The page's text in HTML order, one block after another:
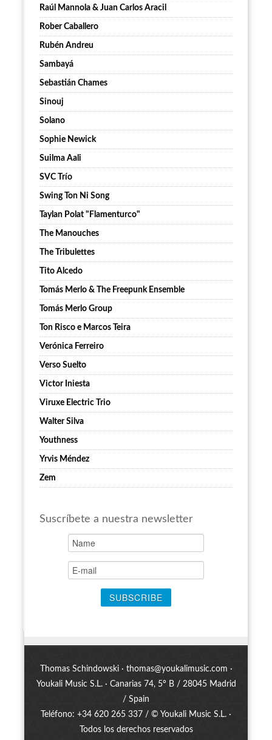
Raúl Mannola & Juan Carlos Aracil
Rober Caballero
Rubén Andreu
Sambayá
Sebastián Chames
Sinouj
Solano
Sophie Newick
Suilma Aali
SVC Trío
Swing Ton Ni Song
Taylan Polat "Flamenturco"
The Manouches
The Tribulettes
Tito Alcedo
Tomás Merlo & The Freepunk Ensemble
Tomás Merlo Group
Ton Risco e Marcos Teira
Verónica Ferreiro
Verso Suelto
Victor Iniesta
Viruxe Electric Trio
Walter Silva
Youthness
Yrvis Méndez
Zem
Suscríbete a nuestra newsletter
Thomas Schindowski · thomas@youkalimusic.com ·
Youkali Music S.L. · Canarias 74, 5º B / 28045 Madrid
/ Spain
Teléfono: +34 620 265 337 / © Youkali Music S.L. ·
Todos los derechos reservados